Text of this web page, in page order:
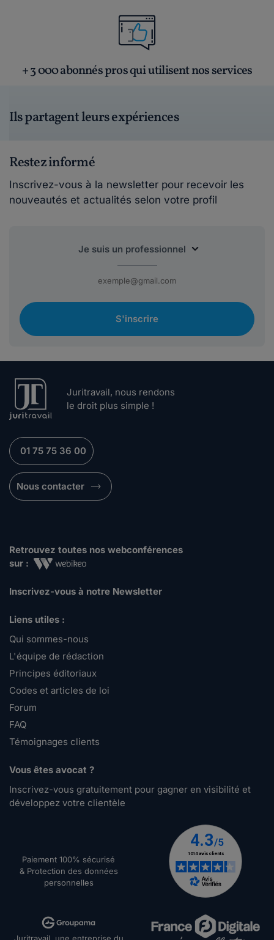
+ 3 000 abonnés pros qui utilisent nos services
Ils partagent leurs expériences
Restez informé
Inscrivez-vous à la newsletter pour recevoir les
nouveautés et actualités selon votre profil
S'inscrire
Juritravail, nous rendons
le droit plus simple !
01 75 75 36 00
Nous contacter
Retrouvez toutes nos webconférences
sur :
Inscrivez-vous à notre Newsletter
Liens utiles :
Qui sommes-nous
L'équipe de rédaction
Principes éditoriaux
Codes et articles de loi
Forum
FAQ
Témoignages clients
Vous êtes avocat ?
Inscrivez-vous gratuitement pour gagner en visibilité et
développez votre clientèle
Paiement 100% sécurisé
& Protection des données
personnelles